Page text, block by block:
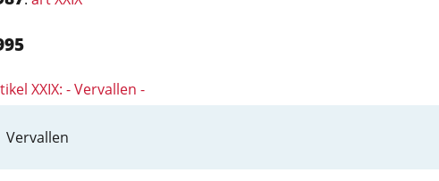
XXIX: - Vervallen -
Vervallen